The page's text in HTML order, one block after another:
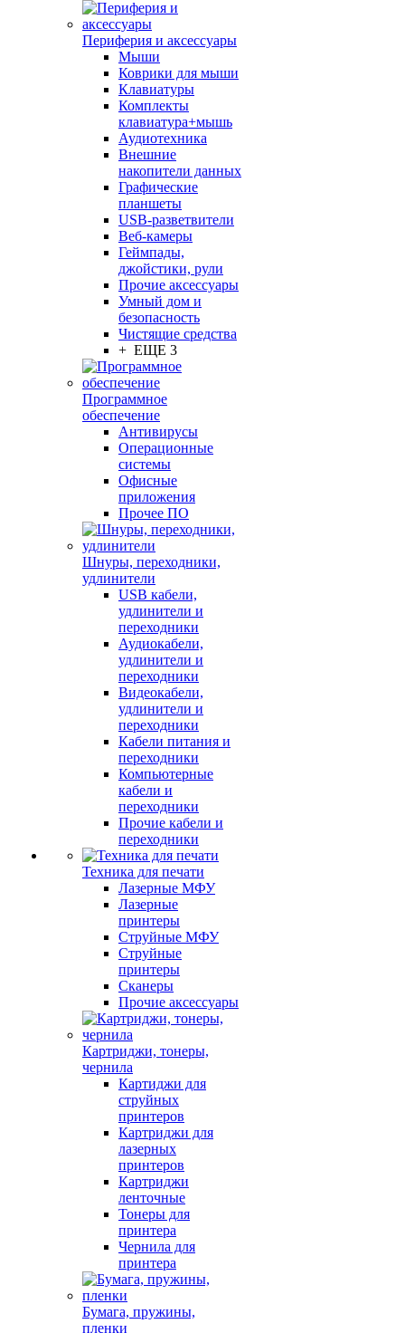
Периферия и аксессуары
Мыши
Коврики для мыши
Клавиатуры
Комплекты
клавиатура+мышь
Аудиотехника
Внешние
накопители данных
Графические
планшеты
USB-разветвители
Веб-камеры
Геймпады,
джойстики, рули
Прочие аксессуары
Умный дом и
безопасность
Чистящие средства
+ ЕЩЕ 3
Программное
обеспечение
Антивирусы
Операционные
системы
Офисные
приложения
Прочее ПО
Шнуры, переходники,
удлинители
USB кабели,
удлинители и
переходники
Аудиокабели,
удлинители и
переходники
Видеокабели,
удлинители и
переходники
Кабели питания и
переходники
Компьютерные
кабели и
переходники
Прочие кабели и
переходники
Техника для печати
Лазерные МФУ
Лазерные
принтеры
Струйные МФУ
Струйные
принтеры
Сканеры
Прочие аксессуары
Картриджи, тонеры,
чернила
Картиджи для
струйных
принтеров
Картриджи для
лазерных
принтеров
Картриджи
ленточные
Тонеры для
принтера
Чернила для
принтера
Бумага, пружины,
пленки